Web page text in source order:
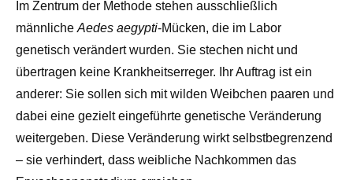
Im Zentrum der Methode stehen ausschließlich
männliche Aedes aegypti-Mücken, die im Labor
genetisch verändert wurden. Sie stechen nicht und
übertragen keine Krankheitserreger. Ihr Auftrag ist ein
anderer: Sie sollen sich mit wilden Weibchen paaren und
dabei eine gezielt eingeführte genetische Veränderung
weitergeben. Diese Veränderung wirkt selbstbegrenzend
– sie verhindert, dass weibliche Nachkommen das